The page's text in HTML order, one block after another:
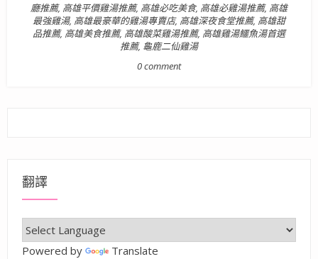
廳推薦, 高雄平價雞湯推薦, 高雄必吃美食, 高雄必雞湯推薦, 高雄
最強雞湯, 高雄最豪華的雞湯專賣店, 高雄深夜食堂推薦, 高雄甜
品推薦, 高雄美食推薦, 高雄酸菜雞湯推薦, 高雄雞湯鱷魚湯首選
推薦, 龜鹿二仙雞湯
0 comment
翻譯
Powered by Translate